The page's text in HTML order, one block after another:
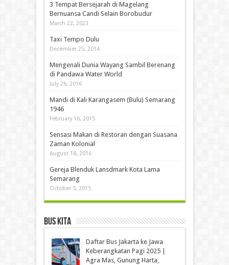
3 Tempat Bersejarah di Magelang
Bernuansa Candi Selain Borobudur
March 22, 2023
Taxi Tempo Dulu
December 25, 2014
Mengenali Dunia Wayang Sambil Berenang
di Pandawa Water World
July 26, 2016
Mandi di Kali Karangasem (Bulu) Semarang
1946
February 16, 2015
Sensasi Makan di Restoran dengan Suasana
Zaman Kolonial
August 18, 2016
Gereja Blenduk Lansdmark Kota Lama
Semarang
October 5, 2015
Bus Kita
Daftar Bus Jakarta ke Jawa
Keberangkatan Pagi 2025 |
Agra Mas, Gunung Harta,